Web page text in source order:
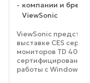
компании и
ViewSonic
ViewSonic
выставке CES серию
мониторов TD 40
работы с Windows 8,